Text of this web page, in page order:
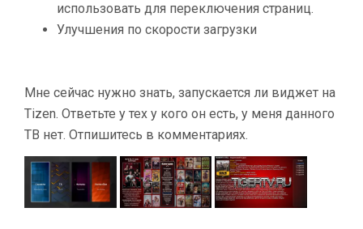
использовать для переключения страниц.
Улучшения по скорости загрузки
Мне сейчас нужно знать, запускается ли виджет на
Tizen. Ответьте у тех у кого он есть, у меня данного
ТВ нет. Отпишитесь в комментариях.